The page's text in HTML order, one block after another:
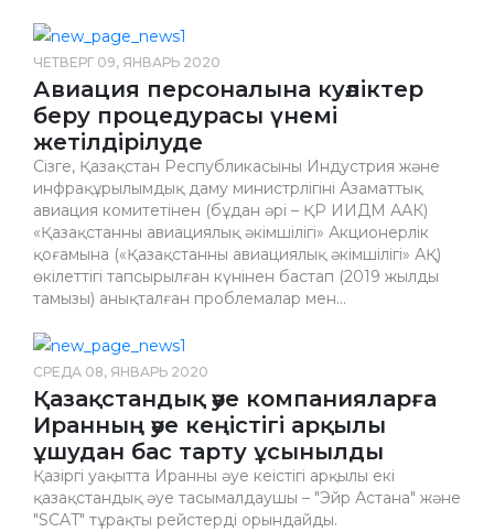
ЧЕТВЕРГ 09, ЯНВАРЬ 2020
Авиация персоналына куәліктер
беру процедурасы үнемі
жетілдірілуде
Сізге, Қазақстан Республикасының Индустрия және
инфрақұрылымдық даму министрлігінің Азаматтық
авиация комитетінен (бұдан әрі – ҚР ИИДМ ААК)
«Қазақстанның авиациялық әкімшілігі» Акционерлік
қоғамына («Қазақстанның авиациялық әкімшілігі» АҚ)
өкілеттігі тапсырылған күнінен бастап (2019 жылдың
тамызы) анықталған проблемалар мен...
СРЕДА 08, ЯНВАРЬ 2020
Қазақстандық әуе компанияларға
Иранның әуе кеңістігі арқылы
ұшудан бас тарту ұсынылды
Қазіргі уақытта Иранның әуе кеңістігі арқылы екі
қазақстандық әуе тасымалдаушы – "Эйр Астана" және
"SCAT" тұрақты рейстерді орындайды.